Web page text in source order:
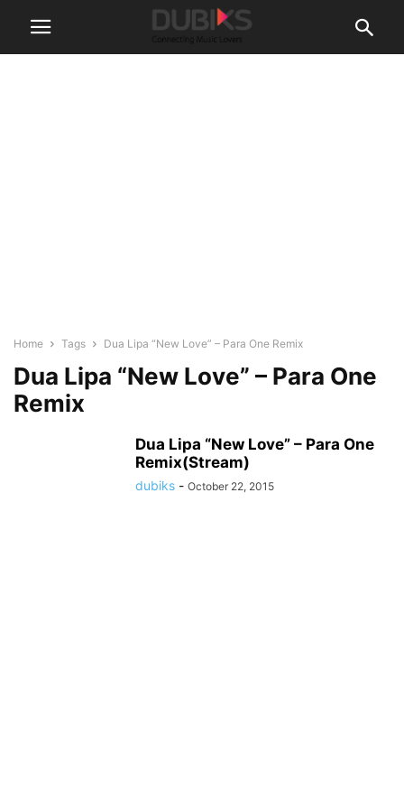
Home Tags Dua Lipa “New Love” – Para One Remix
Dua Lipa “New Love” – Para One
Remix
Dua Lipa “New Love” – Para One
Remix(Stream)
dubiks - October 22, 2015